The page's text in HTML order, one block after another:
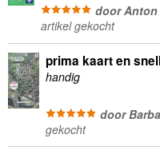
door
artikel gekocht
prima kaart en
handig
door
gekocht